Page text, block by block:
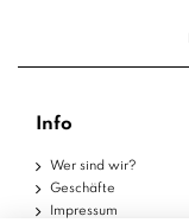
Info
Wer sind wir?
Geschäfte
Impressum